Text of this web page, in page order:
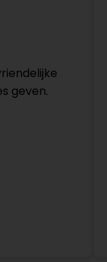
geven.